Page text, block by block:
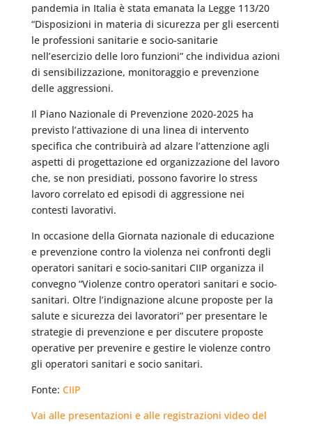
pandemia in Italia è stata emanata la Legge 113/20
“Disposizioni in materia di sicurezza per gli esercenti
le professioni sanitarie e socio-sanitarie
nell’esercizio delle loro funzioni” che individua azioni
di sensibilizzazione, monitoraggio e prevenzione
delle aggressioni.
Il Piano Nazionale di Prevenzione 2020-2025 ha
previsto l’attivazione di una linea di intervento
specifica che contribuirà ad alzare l’attenzione agli
aspetti di progettazione ed organizzazione del lavoro
che, se non presidiati, possono favorire lo stress
lavoro correlato ed episodi di aggressione nei
contesti lavorativi.
In occasione della Giornata nazionale di educazione
e prevenzione contro la violenza nei confronti degli
operatori sanitari e socio-sanitari CIIP organizza il
convegno “Violenze contro operatori sanitari e socio-
sanitari. Oltre l’indignazione alcune proposte per la
salute e sicurezza dei lavoratori” per presentare le
strategie di prevenzione e per discutere proposte
operative per prevenire e gestire le violenze contro
gli operatori sanitari e socio sanitari.
Fonte: CIIP
Vai alle presentazioni e alle registrazioni video del